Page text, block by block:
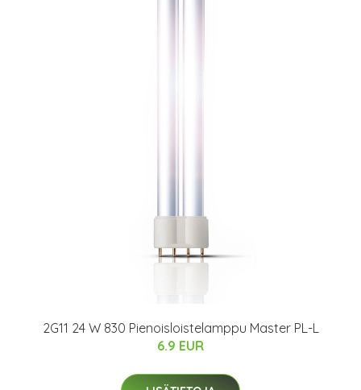
2G11 24 W 830 Pienoisloistelamppu Master PL-L
6.9 EUR